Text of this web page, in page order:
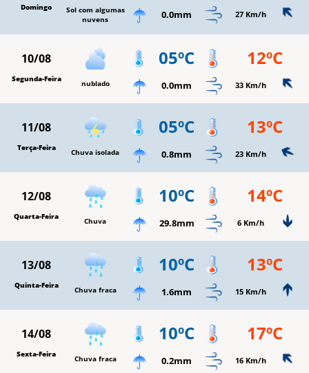
Domingo
Sol com algumas
nuvens
0.0mm 27 Km/h
10/08
Segunda-Feira nublado
05ºC 12ºC
0.0mm 33 Km/h
11/08
Terça-Feira Chuva isolada
05ºC 13ºC
0.8mm 23 Km/h
12/08
Quarta-Feira Chuva
10ºC 14ºC
29.8mm 6 Km/h
13/08
Quinta-Feira Chuva fraca
10ºC 13ºC
1.6mm 15 Km/h
14/08
Sexta-Feira Chuva fraca
10ºC 17ºC
0.2mm 16 Km/h